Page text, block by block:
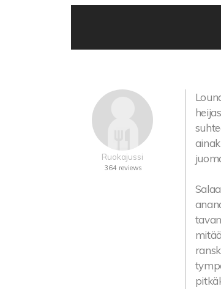
Ruokajussi
364 reviews